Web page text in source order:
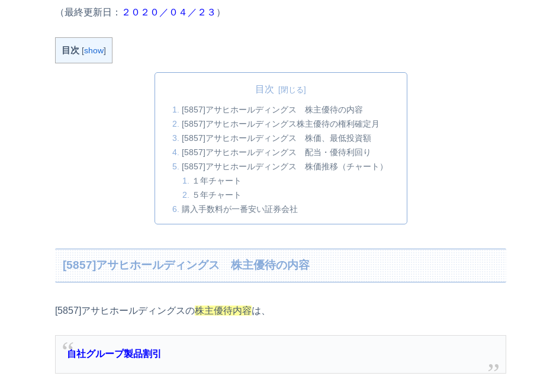
（最終更新日： ２０２０／０４／２３ ）
目次 [show]
目次
[5857]アサヒホールディングス 株主優待の内容
[5857]アサヒホールディングス株主優待の権利確定月
[5857]アサヒホールディングス 株価、最低投資額
[5857]アサヒホールディングス 配当・優待利回り
[5857]アサヒホールディングス 株価推移（チャート）
１年チャート
５年チャート
購入手数料が一番安い証券会社
[5857]アサヒホールディングス 株主優待の内容
[5857]アサヒホールディングスの株主優待内容は、
自社グループ製品割引